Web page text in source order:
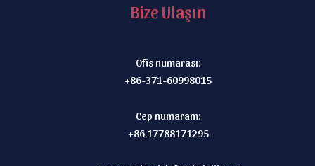
Bize Ulaşın
Ofis numarası:
+86-371-60998015
Cep numaram:
+86 17788171295